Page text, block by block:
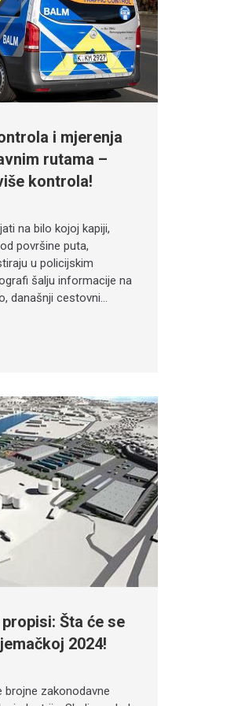
i mjerenja
rutama –
kontrola!
na bilo kojoj kapiji,
površine puta,
u policijskim
šalju informacije na
današnji cestovni…
Šta će se
2024!
brojne zakonodavne